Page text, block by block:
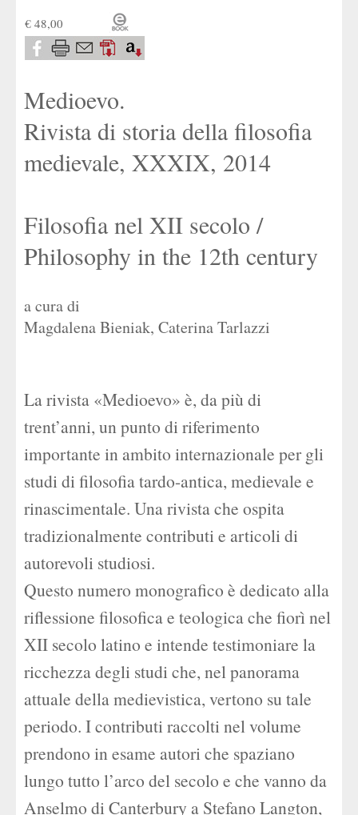
€ 48,00
Medioevo.
Rivista di storia della filosofia
medievale, XXXIX, 2014
Filosofia nel XII secolo /
Philosophy in the 12th century
a cura di
Magdalena Bieniak, Caterina Tarlazzi
La rivista «Medioevo» è, da più di
trent’anni, un punto di riferimento
importante in ambito internazionale per gli
studi di filosofia tardo-antica, medievale e
rinascimentale. Una rivista che ospita
tradizionalmente contributi e articoli di
autorevoli studiosi.
Questo numero monografico è dedicato alla
riflessione filosofica e teologica che fiorì nel
XII secolo latino e intende testimoniare la
ricchezza degli studi che, nel panorama
attuale della medievistica, vertono su tale
periodo. I contributi raccolti nel volume
prendono in esame autori che spaziano
lungo tutto l’arco del secolo e che vanno da
Anselmo di Canterbury a Stefano Langton,